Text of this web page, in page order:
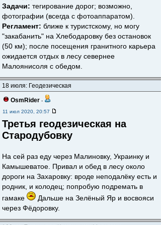
Задачи: тегирование дорог; возможно,
фотографии (всегда с фотоаппаратом).
Регламент: ближе к туристскому, но могу
"закабанить" на Хлебодаровку без остановок
(50 км); после посещения гранитного карьера
ожидается отдых в лесу севернее
Малоянисоля с обедом.
18 июля: Геодезическая
OsmRider -
11 июл 2020, 20:57
Третья геодезическая на
Стародубовку
На сей раз еду через Малиновку, Украинку и
Камышеватое. Привал и обед в лесу около
дороги на Захаровку: вроде неподалёку есть и
родник, и колодец; попробую подремать в
гамаке
Дальше на Зелёный Яр и восвояси
через Фёдоровку.